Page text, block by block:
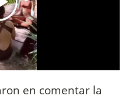
en comentar la